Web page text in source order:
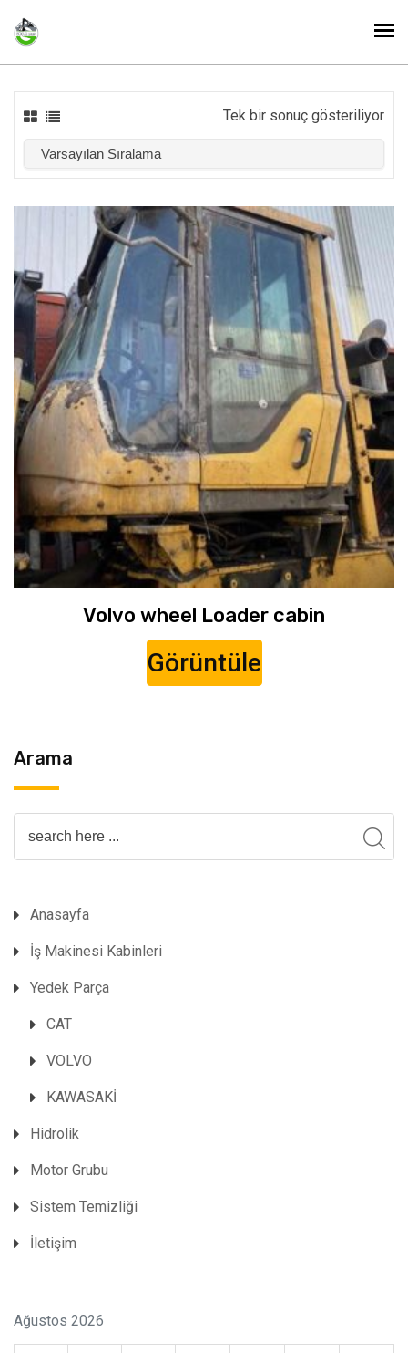
Tek bir sonuç gösteriliyor
Volvo wheel Loader cabin
Görüntüle
Arama
Anasayfa
İş Makinesi Kabinleri
Yedek Parça
CAT
VOLVO
KAWASAKİ
Hidrolik
Motor Grubu
Sistem Temizliği
İletişim
Ağustos 2026